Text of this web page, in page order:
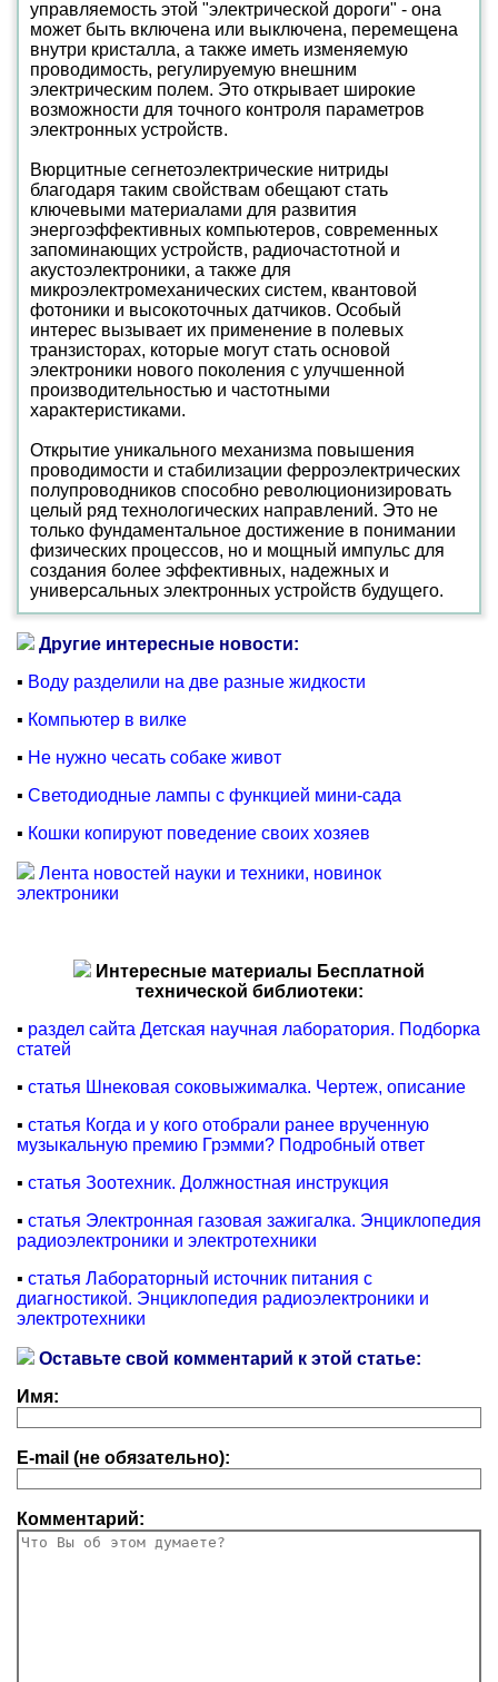
управляемость этой "электрической дороги" - она
может быть включена или выключена, перемещена
внутри кристалла, а также иметь изменяемую
проводимость, регулируемую внешним
электрическим полем. Это открывает широкие
возможности для точного контроля параметров
электронных устройств.
Вюрцитные сегнетоэлектрические нитриды
благодаря таким свойствам обещают стать
ключевыми материалами для развития
энергоэффективных компьютеров, современных
запоминающих устройств, радиочастотной и
акустоэлектроники, а также для
микроэлектромеханических систем, квантовой
фотоники и высокоточных датчиков. Особый
интерес вызывает их применение в полевых
транзисторах, которые могут стать основой
электроники нового поколения с улучшенной
производительностью и частотными
характеристиками.
Открытие уникального механизма повышения
проводимости и стабилизации ферроэлектрических
полупроводников способно революционизировать
целый ряд технологических направлений. Это не
только фундаментальное достижение в понимании
физических процессов, но и мощный импульс для
создания более эффективных, надежных и
универсальных электронных устройств будущего.
Другие интересные новости:
▪ Воду разделили на две разные жидкости
▪ Компьютер в вилке
▪ Не нужно чесать собаке живот
▪ Светодиодные лампы с функцией мини-сада
▪ Кошки копируют поведение своих хозяев
Лента новостей науки и техники, новинок
электроники
Интересные материалы Бесплатной
технической библиотеки:
▪ раздел сайта Детская научная лаборатория. Подборка
статей
▪ статья Шнековая соковыжималка. Чертеж, описание
▪ статья Когда и у кого отобрали ранее врученную
музыкальную премию Грэмми? Подробный ответ
▪ статья Зоотехник. Должностная инструкция
▪ статья Электронная газовая зажигалка. Энциклопедия
радиоэлектроники и электротехники
▪ статья Лабораторный источник питания с
диагностикой. Энциклопедия радиоэлектроники и
электротехники
Оставьте свой комментарий к этой статье:
Имя:
E-mail (не обязательно):
Комментарий: